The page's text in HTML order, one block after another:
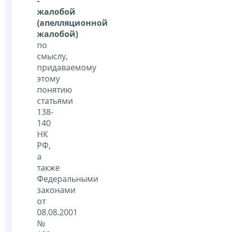
жалобой
(апелляционной
жалобой)
по
смыслу,
придаваемому
этому
понятию
статьями
138-
140
НК
РФ,
а
также
Федеральными
законами
от
08.08.2001
№